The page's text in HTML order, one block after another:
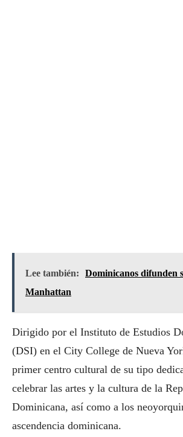
Lee también:
Dominicanos difunden
Manhattan
Dirigido por el Instituto de Estudios
(DSI) en el City College de Nueva
primer centro cultural de su tipo
celebrar las artes y la cultura de la
Dominicana, así como a los
ascendencia dominicana.